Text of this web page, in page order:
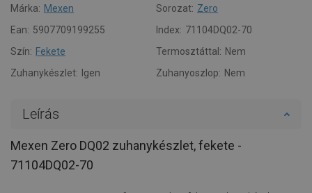
Márka: Mexen Sorozat: Zero
Ean: 5907709199255 Index: 71104DQ02-70
Szín: Fekete Termosztáttal: Nem
Zuhanykészlet:
Igen Zuhanyoszlop: Nem
Leírás
Mexen Zero DQ02 zuhanykészlet, fekete -
71104DQ02-70